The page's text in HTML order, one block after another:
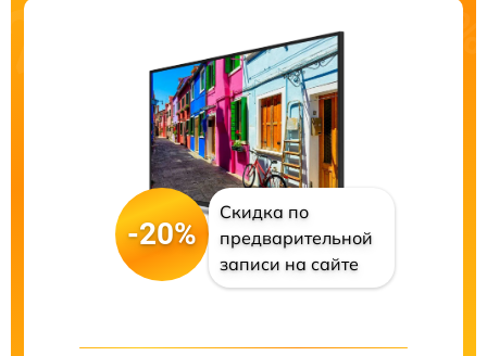
-20%
Скидка по
предварительной
записи на сайте